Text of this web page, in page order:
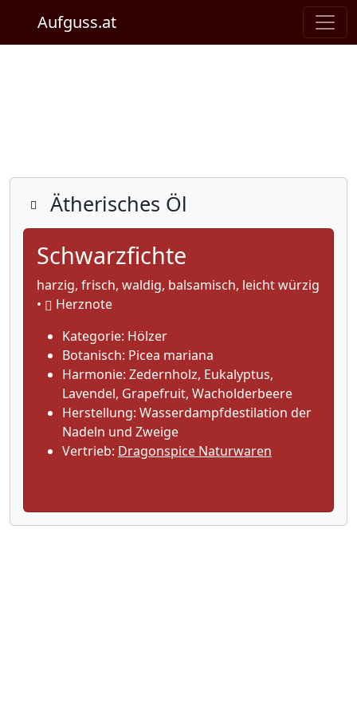
Aufguss.at
Ätherisches Öl
Schwarzfichte
harzig, frisch, waldig, balsamisch, leicht würzig
•
Herznote
Kategorie: Hölzer
Botanisch: Picea mariana
Harmonie: Zedernholz, Eukalyptus,
Lavendel, Grapefruit, Wacholderbeere
Herstellung: Wasserdampfdestilation der
Nadeln und Zweige
Vertrieb: Dragonspice Naturwaren